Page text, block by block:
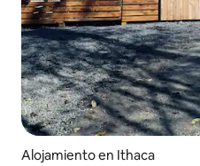
Alojamiento en Ithaca